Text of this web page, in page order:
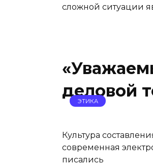
сложной ситуации
деловой
ЭТИКА
Культура
современная
писались